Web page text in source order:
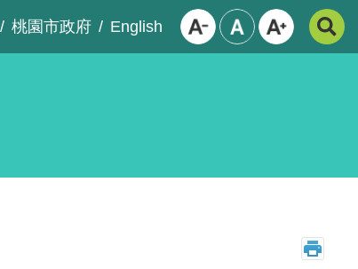
桃園市政府 English